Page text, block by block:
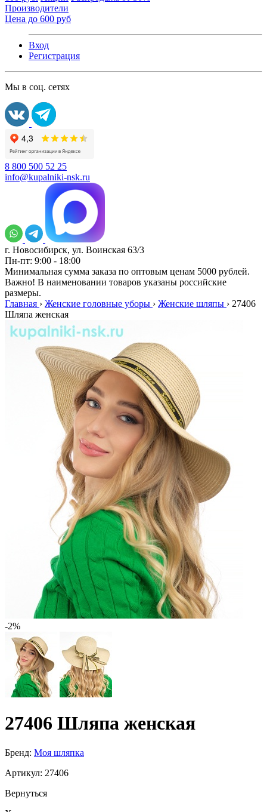
Производители
Цена до 600 руб
Вход
Регистрация
Мы в соц. сетях
8 800 500 52 25
info@kupalniki-nsk.ru
г. Новосибирск, ул. Воинская 63/3
Пн-пт: 9:00 - 18:00
Минимальная сумма заказа по оптовым ценам 5000 рублей.
Важно! В наименовании товаров указаны российские
размеры.
Главная › Женские головные уборы › Женские шляпы › 27406
Шляпа женская
-2%
27406 Шляпа женская
Бренд: Моя шляпка
Артикул: 27406
Вернуться